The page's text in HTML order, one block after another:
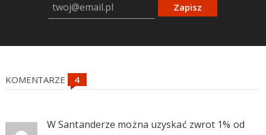
Zapisz
KOMENTARZE
W Santanderze można uzyskać zwrot 1% od